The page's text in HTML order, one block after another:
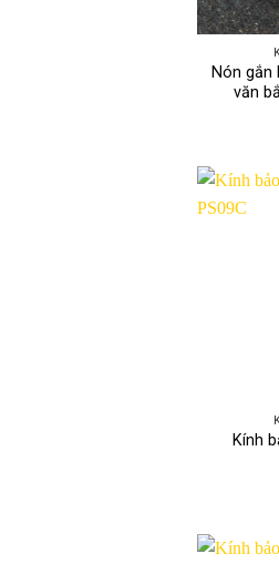
Nón gắn
văn
Kính